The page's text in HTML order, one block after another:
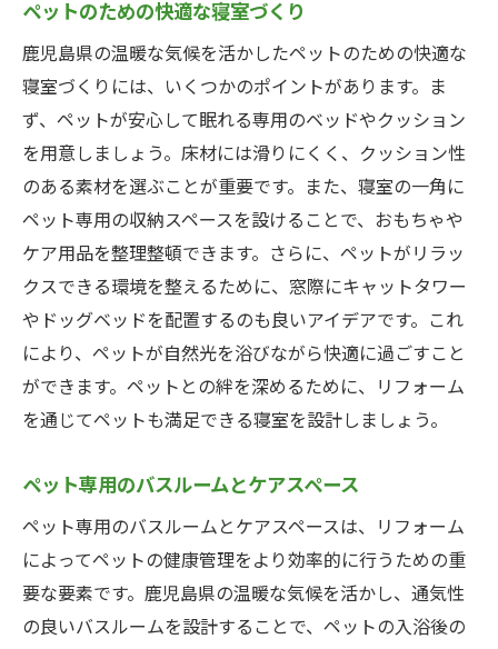
ペットのための快適な寝室づくり
鹿児島県の温暖な気候を活かしたペットのための快適な
寝室づくりには、いくつかのポイントがあります。ま
ず、ペットが安心して眠れる専用のベッドやクッション
を用意しましょう。床材には滑りにくく、クッション性
のある素材を選ぶことが重要です。また、寝室の一角に
ペット専用の収納スペースを設けることで、おもちゃや
ケア用品を整理整頓できます。さらに、ペットがリラッ
クスできる環境を整えるために、窓際にキャットタワー
やドッグベッドを配置するのも良いアイデアです。これ
により、ペットが自然光を浴びながら快適に過ごすこと
ができます。ペットとの絆を深めるために、リフォーム
を通じてペットも満足できる寝室を設計しましょう。
ペット専用のバスルームとケアスペース
ペット専用のバスルームとケアスペースは、リフォーム
によってペットの健康管理をより効率的に行うための重
要な要素です。鹿児島県の温暖な気候を活かし、通気性
の良いバスルームを設計することで、ペットの入浴後の